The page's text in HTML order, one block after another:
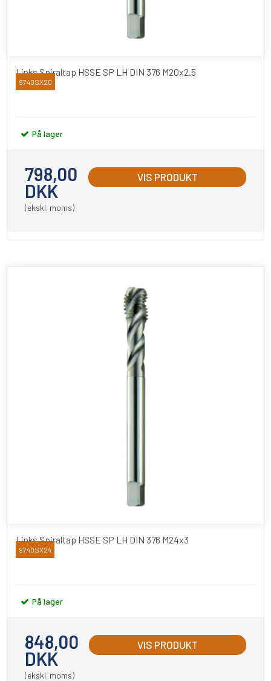
Links Spiraltap HSSE SP LH DIN 376 M20x2.5
YAMAWA
9740SX20
På lager
798,00
DKK
(ekskl. moms)
VIS PRODUKT
Links Spiraltap HSSE SP LH DIN 376 M24x3
Völkel
9740SX24
På lager
848,00
DKK
(ekskl. moms)
VIS PRODUKT